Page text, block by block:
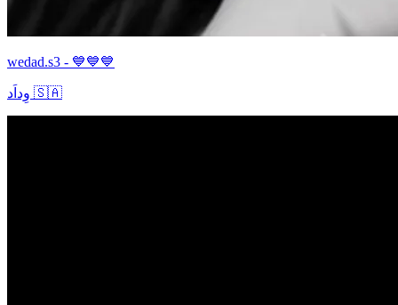
wedad.s3 - 💙💙💙
وِداَد 🇸🇦